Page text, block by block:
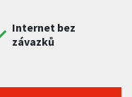
Internet bez
závazků